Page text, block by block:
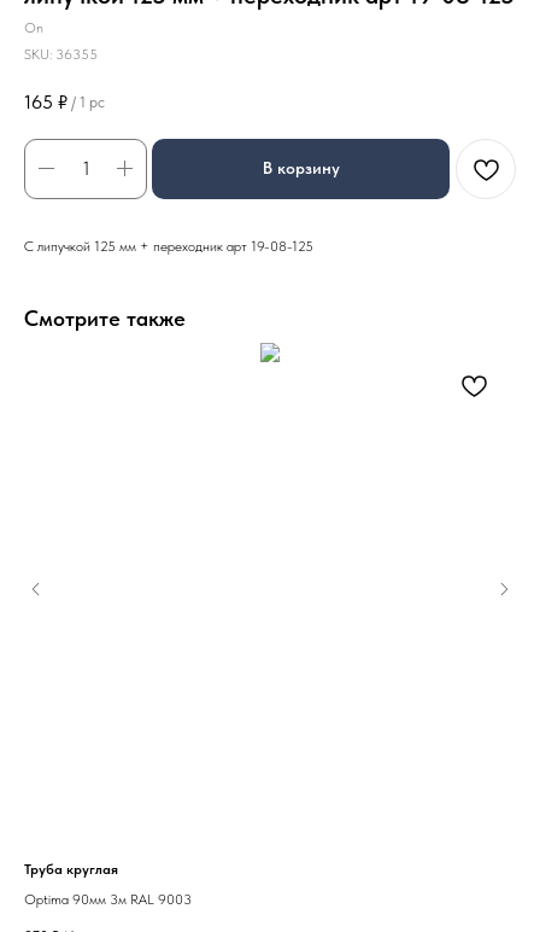
On
SKU: 36355
165 ₽ / 1 pc
В корзину
С липучкой 125 мм + переходник арт 19-08-125
Смотрите также
Труба круглая
Optima 90мм 3м RAL 9003